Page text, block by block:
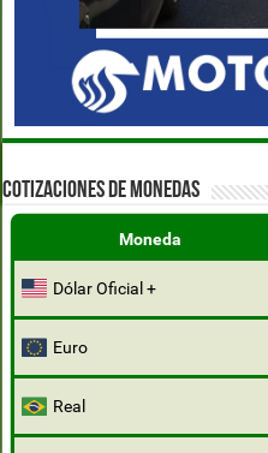
COTIZACIONES DE MONEDAS
Moneda
Dólar Oficial +
Euro
Real